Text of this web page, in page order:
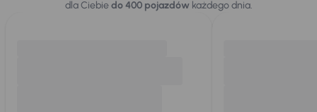
dla Ciebiedo 400 pojazdówkażdego dnia.